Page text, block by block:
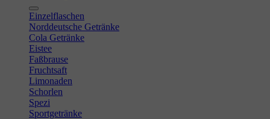
Einzelflaschen
Norddeutsche Getränke
Cola Getränke
Eistee
Faßbrause
Fruchtsaft
Limonaden
Schorlen
Spezi
Sportgetränke